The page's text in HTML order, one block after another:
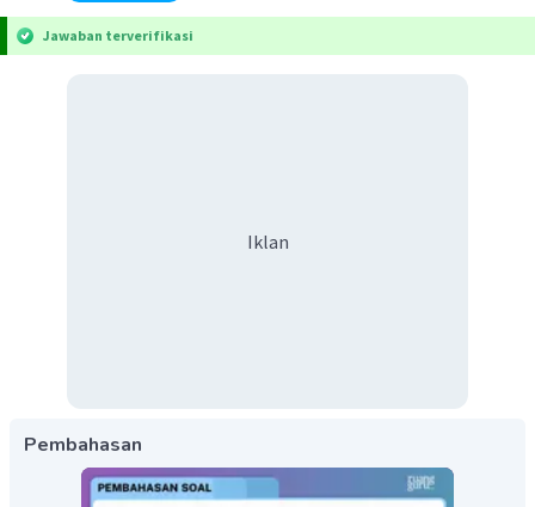
Jawaban terverifikasi
Iklan
Pembahasan